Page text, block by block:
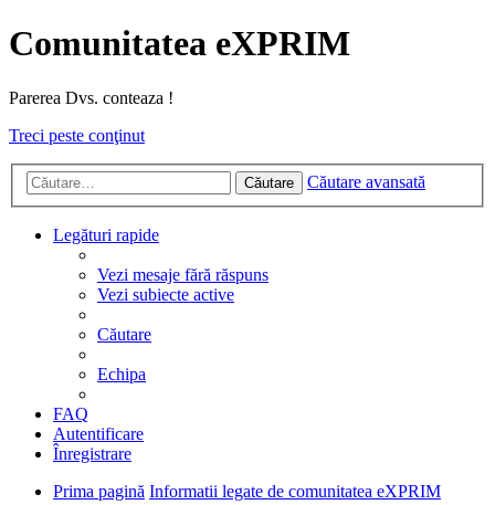
Comunitatea eXPRIM
Parerea Dvs. conteaza !
Treci peste conţinut
Căutare Căutare avansată
Legături rapide
Vezi mesaje fără răspuns
Vezi subiecte active
Căutare
Echipa
FAQ
Autentificare
Înregistrare
Prima pagină Informatii legate de comunitatea eXPRIM